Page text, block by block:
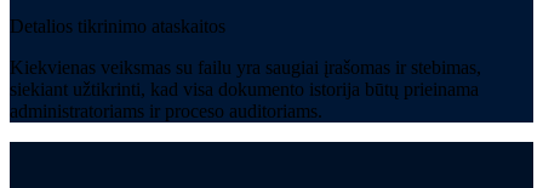
Detalios tikrinimo ataskaitos
Kiekvienas veiksmas su failu yra saugiai įrašomas ir stebimas,
siekiant užtikrinti, kad visa dokumento istorija būtų prieinama
administratoriams ir proceso auditoriams.